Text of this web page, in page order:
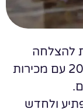
להצלחה
מסחררת מאז שהושקה בשנת 2017 עם מכירות
ולחדש